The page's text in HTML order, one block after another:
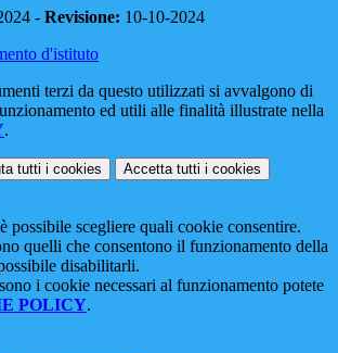
- Revisione: 10-10-2024
d'istituto
terzi da questo utilizzati si avvalgono di
ed utili alle finalità illustrate nella
.
tutti i cookies Accetta tutti i cookies
possibile scegliere quali cookie consentire.
quelli che consentono il funzionamento della
disabilitarli.
i cookie necessari al funzionamento potete
POLICY.